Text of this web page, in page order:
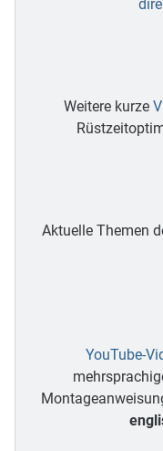
Weitere kurze
Aktuelle Themen
YouTube-